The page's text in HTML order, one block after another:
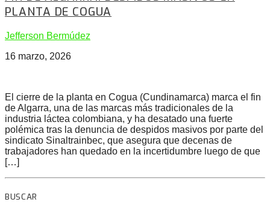
PLANTA DE COGUA
Jefferson Bermúdez
16 marzo, 2026
El cierre de la planta en Cogua (Cundinamarca) marca el fin
de Algarra, una de las marcas más tradicionales de la
industria láctea colombiana, y ha desatado una fuerte
polémica tras la denuncia de despidos masivos por parte del
sindicato Sinaltrainbec, que asegura que decenas de
trabajadores han quedado en la incertidumbre luego de que
[…]
BUSCAR